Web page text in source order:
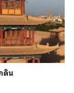
ดิน